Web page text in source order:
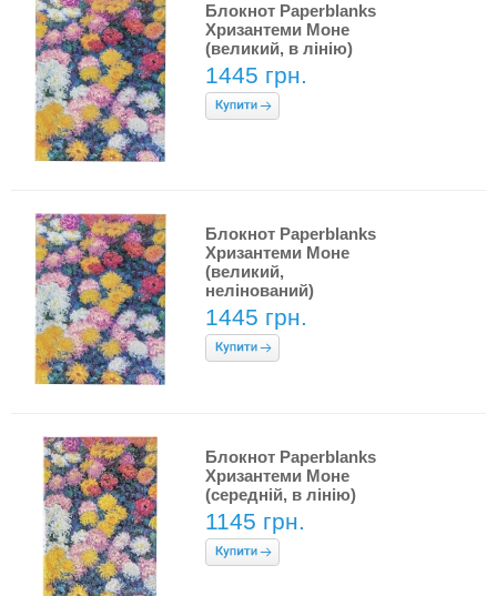
Блокнот Paperblanks
Хризантеми Моне
(великий, в лінію)
1445 грн.
Блокнот Paperblanks
Хризантеми Моне
(великий,
нелінований)
1445 грн.
Блокнот Paperblanks
Хризантеми Моне
(середній, в лінію)
1145 грн.